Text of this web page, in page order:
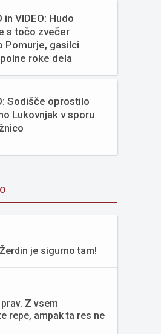
in VIDEO: Hudo
s točo zvečer
Pomurje, gasilci
roke dela
Sodišče oprostilo
Lukovnjak v sporu
je sigurno tam!
Z vsem
repe, ampak ta res ne